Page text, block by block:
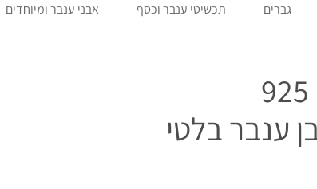
גברים תכשיטי ענבר וכסף אבני ענבר ומיוחדים
טבעת כסף 925
ענבר בלטי